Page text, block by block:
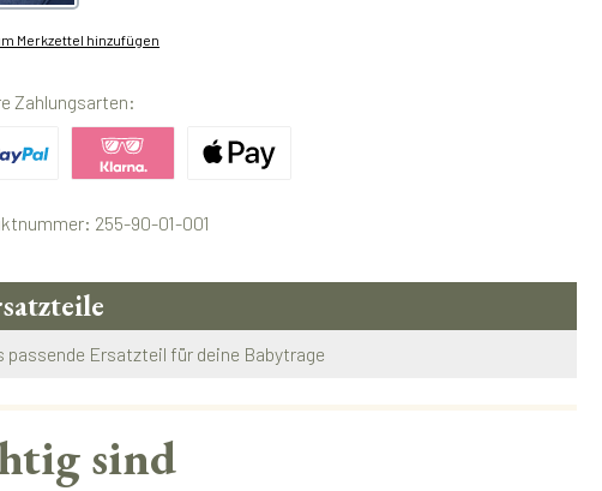
Merkzettel hinzufügen
Zahlungsarten:
255-90-01-001
passende Ersatzteil für deine Babytrage
sind